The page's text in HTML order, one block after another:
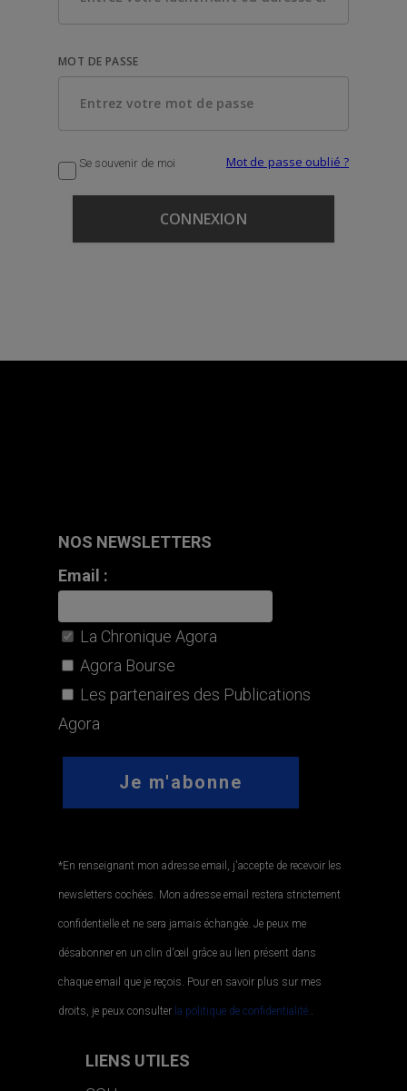
MOT DE PASSE
Se souvenir de moi Mot de passe oublié ?
NOS NEWSLETTERS
Email :
La Chronique Agora
Agora Bourse
Les partenaires des Publications
Agora
*En renseignant mon adresse email, j'accepte de recevoir les
newsletters cochées. Mon adresse email restera strictement
confidentielle et ne sera jamais échangée. Je peux me
désabonner en un clin d'œil grâce au lien présent dans
chaque email que je reçois. Pour en savoir plus sur mes
droits, je peux consulter la politique de confidentialité..
LIENS UTILES